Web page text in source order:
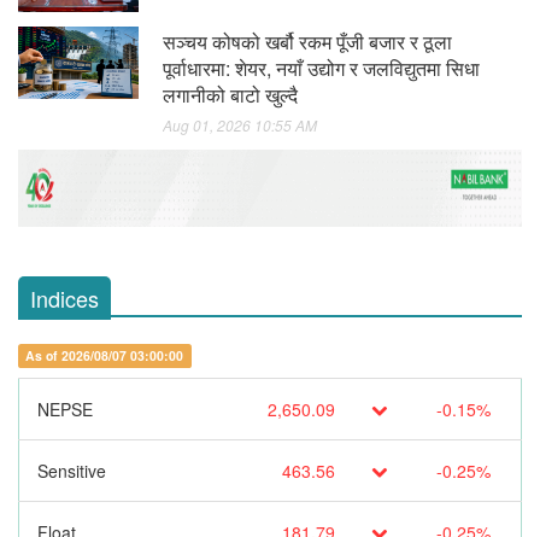
सञ्चय कोषको खर्बौ रकम पूँजी बजार र ठूला
पूर्वाधारमा: शेयर, नयाँ उद्योग र जलविद्युतमा सिधा
लगानीको बाटो खुल्दै
Aug 01, 2026 10:55 AM
Indices
As of 2026/08/07 03:00:00
NEPSE 2,650.09 -0.15%
Sensitive 463.56 -0.25%
Float 181.79 -0.25%